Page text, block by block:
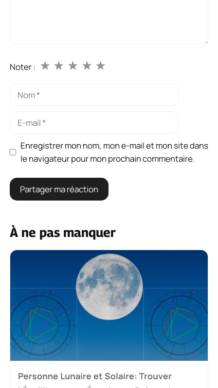
Noter : ★
★
★
★
★
Nom
Enregistrer mon nom, mon e-mail et mon site dans
le navigateur pour mon prochain commentaire.
À ne pas manquer
Personne Lunaire et Solaire: Trouver